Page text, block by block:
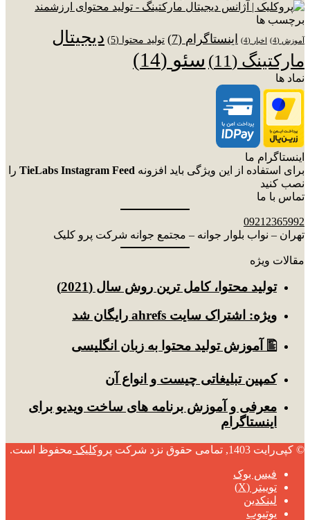
برچسب ها
آموزش (4) اخبار (4) اینستاگرام (7) تولید محتوا (5)
دیجیتال
مارکتینگ (11) سئو (14)
نماد ها
اینستاگرام ما
برای استفاده از این ویژگی باید افزونه TieLabs Instagram Feed را
نصب کنید
تماس با ما
09212365992
تهران – نواب بلوار جوانه – مجتمع جوانه شرکت پرو کلیک
مقالات ویژه
توليد محتوا، کامل ترین روش سال (2021)
ویژه: اشتراک سایت ahrefs رایگان شد
🖺 آموزش تولید محتوا به زبان انگلیسی
کمپین تبلیغاتی چیست و انواع آن
معرفی و آموزش برنامه های ساخت ویدیو برای
اینستاگرام
© کپی‌رایت 1403, تمامی حقوق نزد شرکت پروکلیک محفوظ است.
فیس بوک
توییتر (X)
لینکدین
یوتیوب